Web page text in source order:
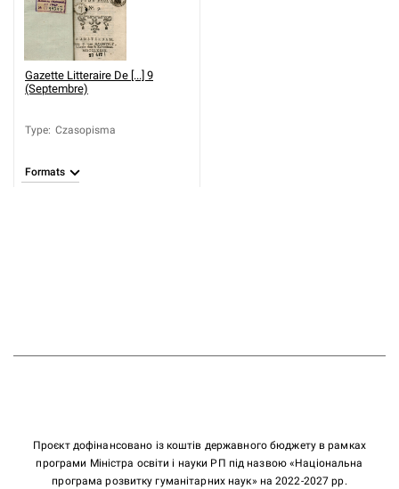
Gazette Litteraire De [...] 9
(Septembre)
Type: Czasopisma
Formats
Проєкт дофінансовано із коштів державного бюджету в рамках
програми Міністра освіти і науки РП під назвою «Національна
програма розвитку гуманітарних наук» на 2022-2027 рр.